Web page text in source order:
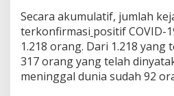
Secara akumulatif, jumlah
terkonfirmasi positif COVID-
1.218 orang. Dari 1.218 yang
317 orang yang telah
meninggal dunia sudah 92